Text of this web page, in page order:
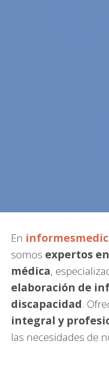
En
somos expertos
médica,
elaboración de
discapacidad.
integral y
las necesidades de